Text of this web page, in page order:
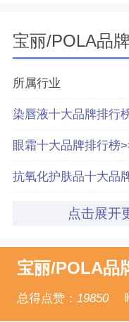
好评率
得票数
宝丽/POLA品
所属行业
染唇液十大品牌排行
眼霜十大品牌排行榜
抗氧化护肤品十大品
点击展开
宝丽/POLA品
总得点赞： 19850